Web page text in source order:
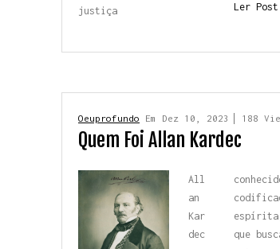
justiça
Ler
Oeuprofundo Em Dez 10, 2023 188
Quem Foi Allan Kardec
All
an
Kar
dec
que